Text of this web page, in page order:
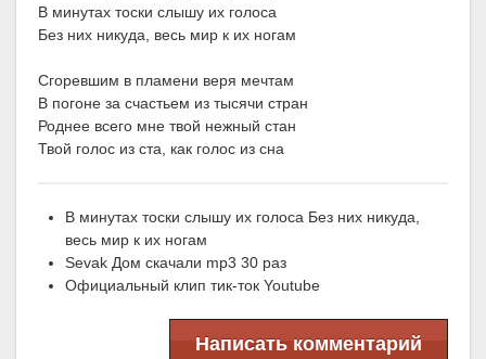
В минутах тоски слышу их голоса
Без них никуда, весь мир к их ногам
Сгоревшим в пламени веря мечтам
В погоне за счастьем из тысячи стран
Роднее всего мне твой нежный стан
Твой голос из ста, как голос из сна
В минутах тоски слышу их голоса Без них никуда,
весь мир к их ногам
Sevak Дом скачали mp3 30 раз
Официальный клип тик-ток Youtube
Написать комментарий